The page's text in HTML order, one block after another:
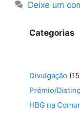
Deixe um
Categorias
Divulgação
Prémio/
HBG na